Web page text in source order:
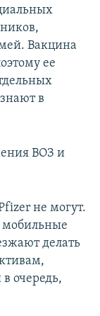
Вакцина
ее
в
ВОЗ и
не могут.
мобильные
делать
очередь,